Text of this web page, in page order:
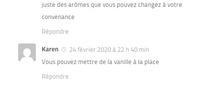
juste des arômes que vous pouvez changez à votre
convenance
Répondre
Karen
24 février 2020 à 22 h 40 min
Vous pouvez mettre de la vanille à la place
Répondre